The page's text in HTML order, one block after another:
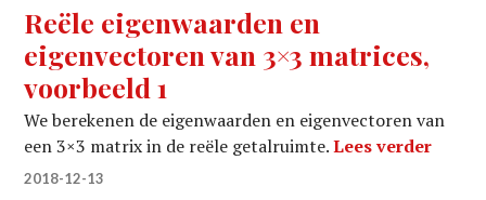
Reële eigenwaarden en
eigenvectoren van 3×3 matrices,
voorbeeld 1
We berekenen de eigenwaarden en eigenvectoren van
een 3×3 matrix in de reële getalruimte.Lees verderReële
2018-12-13